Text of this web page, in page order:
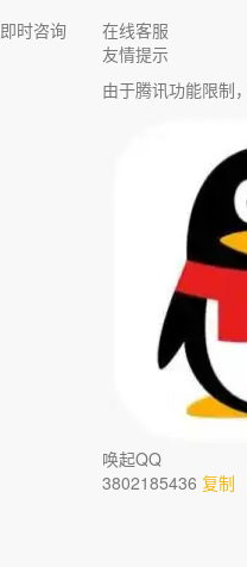
即时咨询
在线客服
友情提示
由于腾讯功能限制
唤起QQ
3802185436 复制